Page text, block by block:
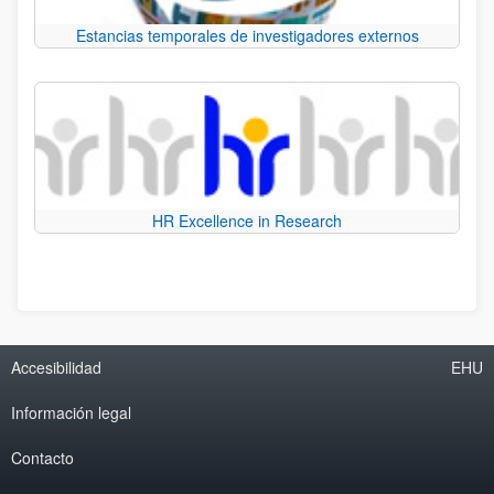
Estancias temporales de investigadores externos
HR Excellence in Research
Accesibilidad
Información legal
Contacto
EHU